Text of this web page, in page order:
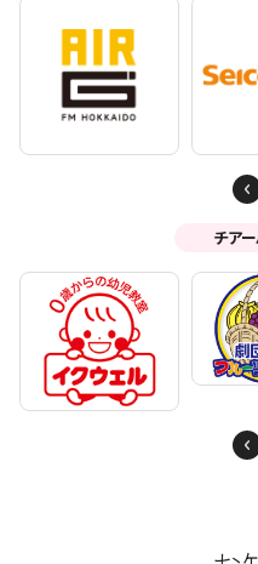
チア